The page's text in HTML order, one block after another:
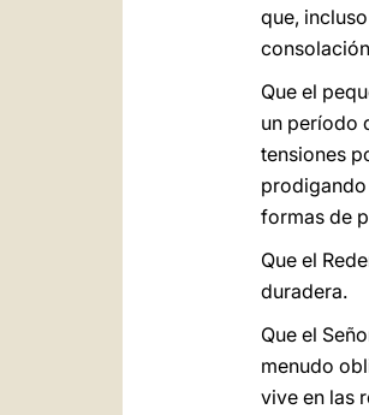
que,
Que el
un período
tensiones
prodigando
formas de
Que el
duradera.
Que el
menudo
vive en las